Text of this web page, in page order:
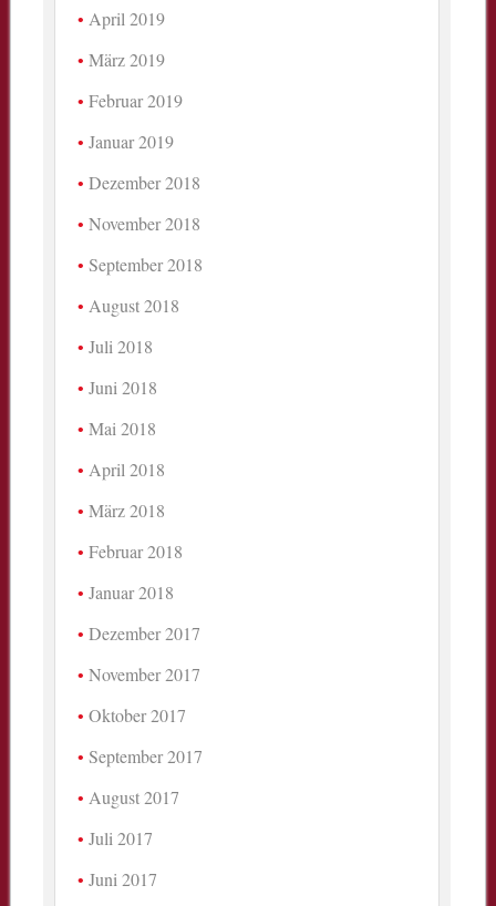
April 2019
März 2019
Februar 2019
Januar 2019
Dezember 2018
November 2018
September 2018
August 2018
Juli 2018
Juni 2018
Mai 2018
April 2018
März 2018
Februar 2018
Januar 2018
Dezember 2017
November 2017
Oktober 2017
September 2017
August 2017
Juli 2017
Juni 2017